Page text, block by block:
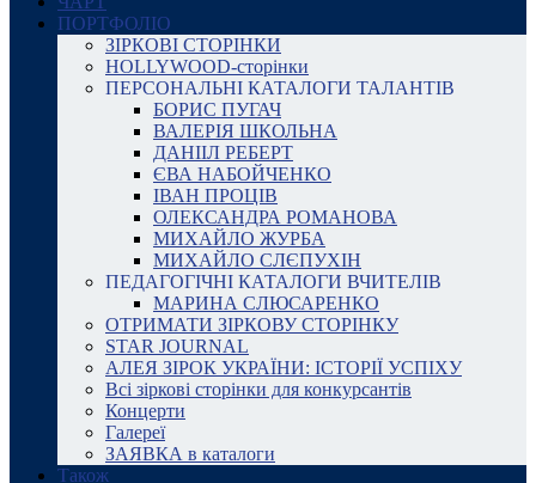
ПОРТФОЛІО
ЗІРКОВІ СТОРІНКИ
HOLLYWOOD-сторінки
ПЕРСОНАЛЬНІ КАТАЛОГИ ТАЛАНТІВ
БОРИС ПУГАЧ
ВАЛЕРІЯ ШКОЛЬНА
ДАНІІЛ РЕБЕРТ
ЄВА НАБОЙЧЕНКО
ІВАН ПРОЦІВ
ОЛЕКСАНДРА РОМАНОВА
МИХАЙЛО ЖУРБА
МИХАЙЛО СЛЄПУХІН
ПЕДАГОГІЧНІ КАТАЛОГИ ВЧИТЕЛІВ
МАРИНА СЛЮСАРЕНКО
ОТРИМАТИ ЗІРКОВУ СТОРІНКУ
STAR JOURNAL
АЛЕЯ ЗІРОК УКРАЇНИ: ІСТОРІЇ УСПІХУ
Всі зіркові сторінки для конкурсантів
Концерти
Галереї
ЗАЯВКА в каталоги
Також